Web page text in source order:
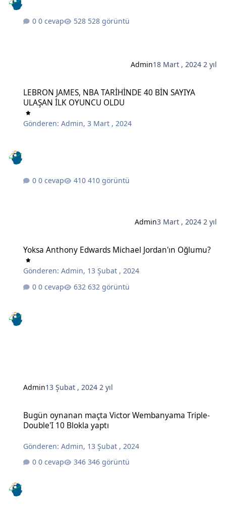
0 cevap 528 görüntü
Admin18 Mart , 2024 2 yıl
LEBRON JAMES, NBA TARİHİNDE 40 BİN SAYIYA
ULAŞAN İLK OYUNCU OLDU
Gönderen:Admin,3 Mart , 2024
0 cevap 410 görüntü
Admin3 Mart , 2024 2 yıl
Yoksa Anthony Edwards Michael Jordan'ın Oğlumu?
Gönderen:Admin, 13 Şubat , 2024
0 cevap
632 görüntü
Admin13 Şubat , 2024 2 yıl
Bugün oynanan maçta Victor Wembanyama Triple-
Double'I 10 Blokla yaptı
Gönderen:Admin, 13 Şubat , 2024
0 cevap
346 görüntü